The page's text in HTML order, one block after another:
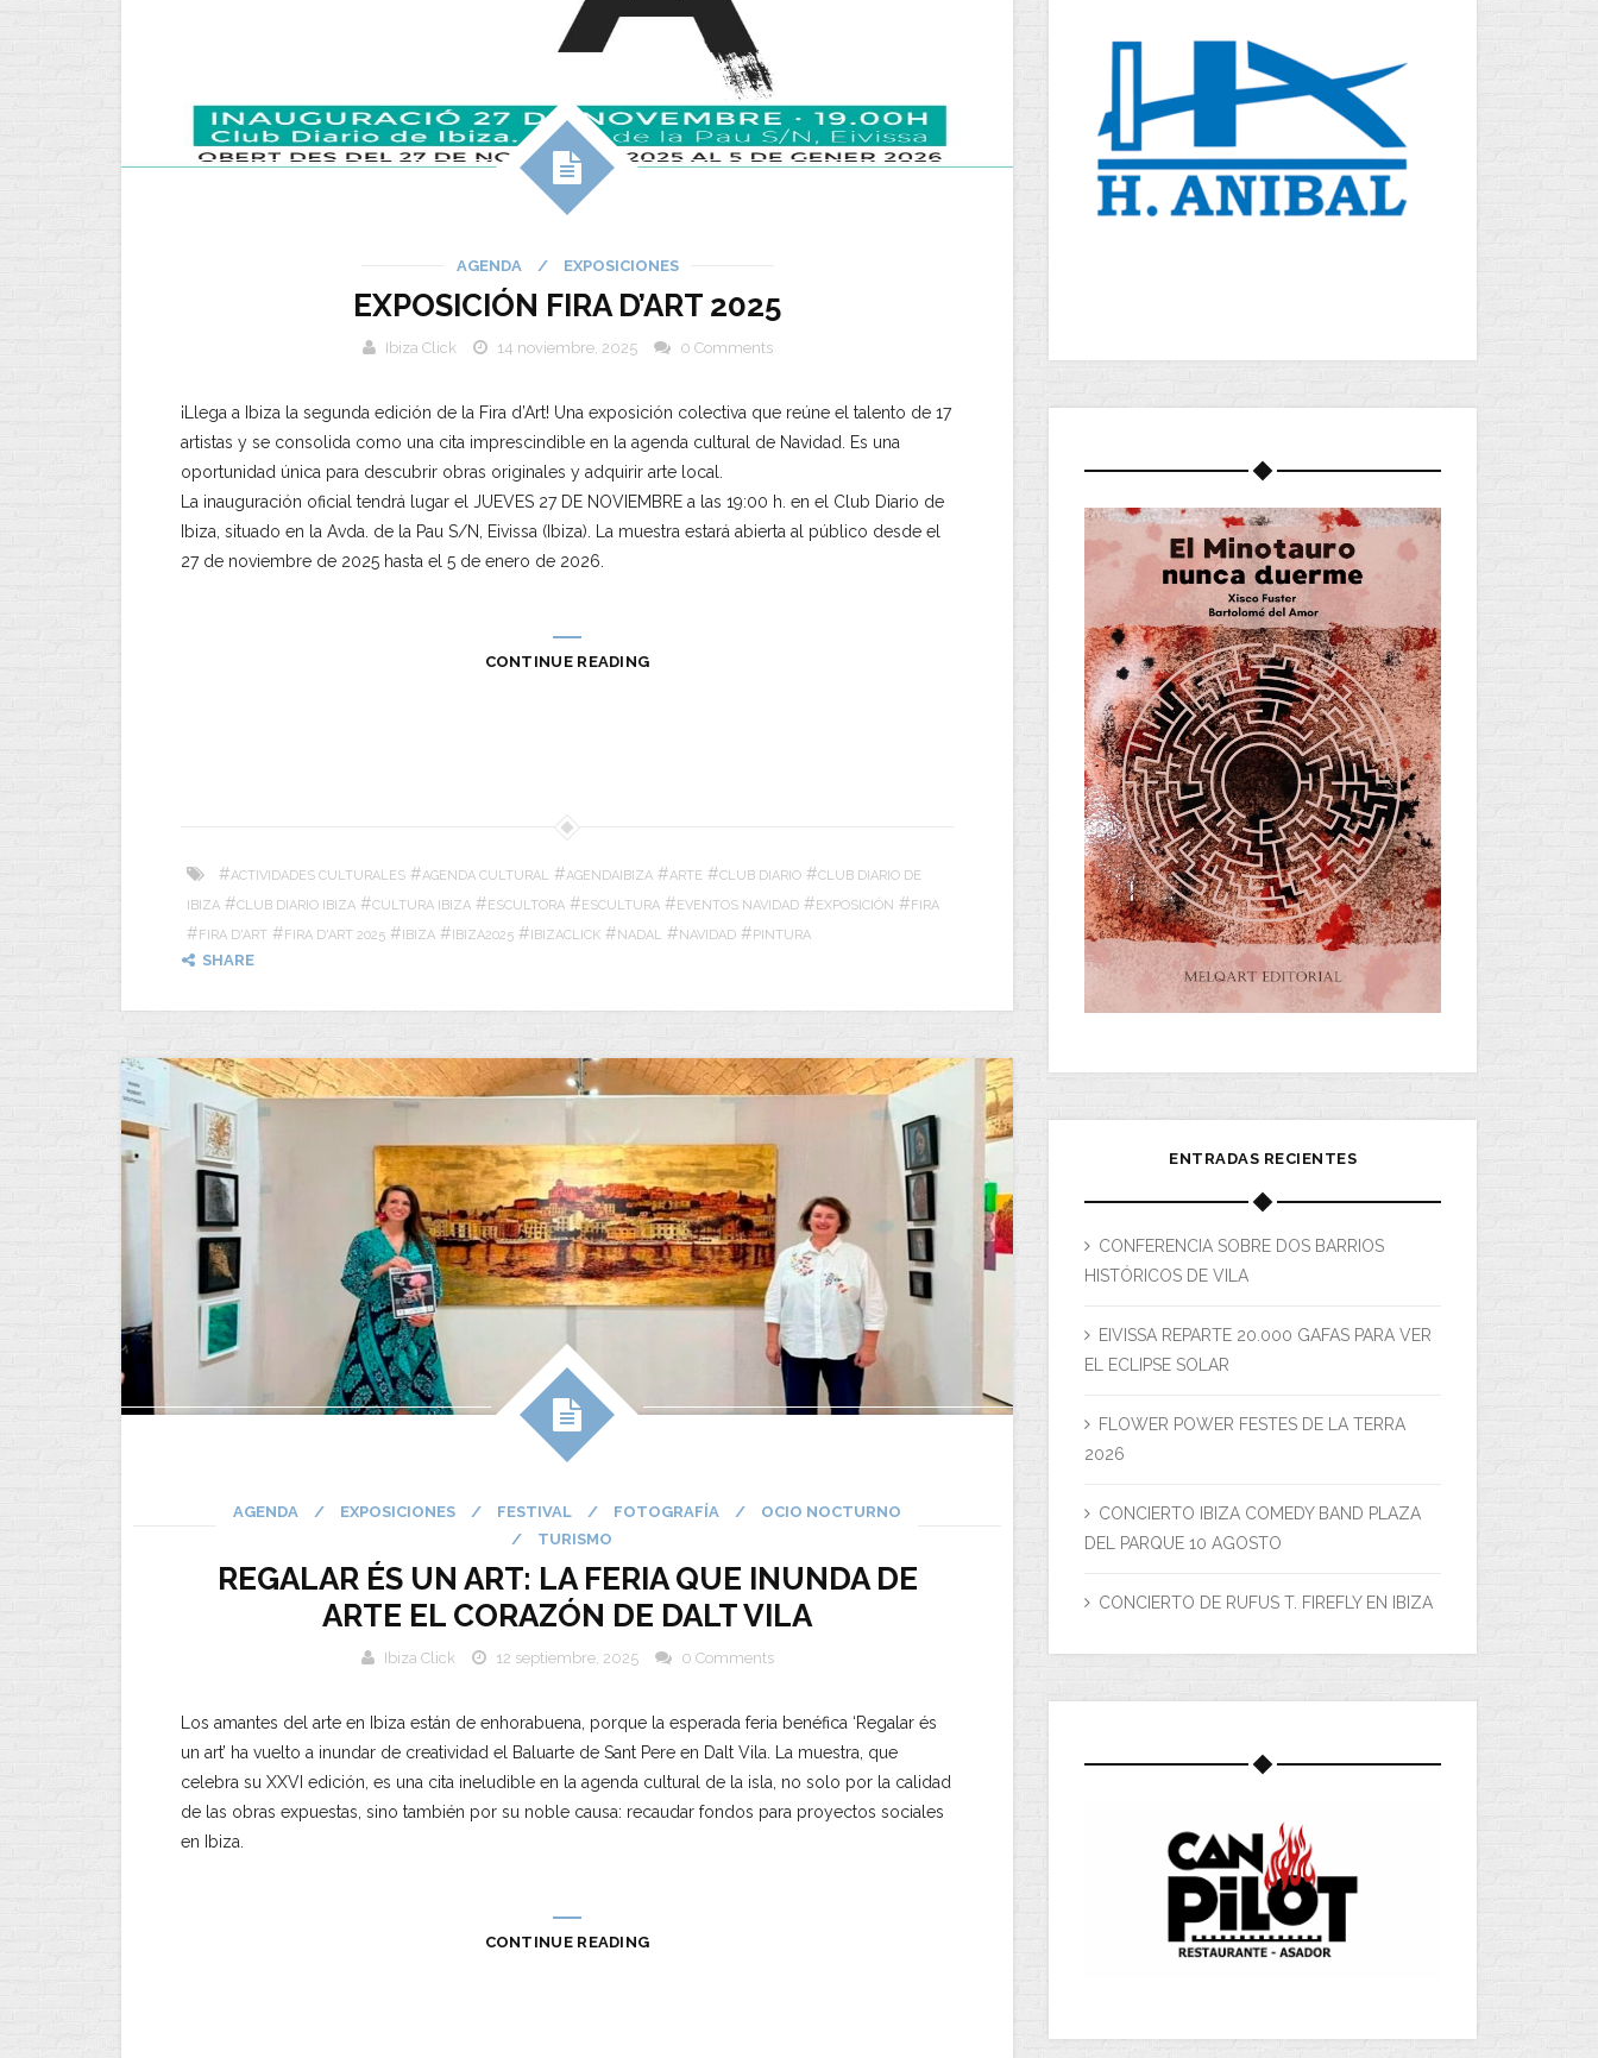
AGENDA / EXPOSICIONES
EXPOSICIÓN FIRA D’ART 2025
Ibiza Click 14 noviembre, 2025 0 Comments
¡Llega a Ibiza la segunda edición de la Fira d’Art! Una exposición colectiva que reúne el talento de 17
artistas y se consolida como una cita imprescindible en la agenda cultural de Navidad. Es una
oportunidad única para descubrir obras originales y adquirir arte local.
La inauguración oficial tendrá lugar el JUEVES 27 DE NOVIEMBRE a las 19:00 h. en el Club Diario de
Ibiza, situado en la Avda. de la Pau S/N, Eivissa (Ibiza). La muestra estará abierta al público desde el
27 de noviembre de 2025 hasta el 5 de enero de 2026.
CONTINUE READING
#ACTIVIDADES CULTURALES #AGENDA CULTURAL #AGENDAIBIZA #ARTE #CLUB DIARIO #CLUB DIARIO DE
IBIZA #CLUB DIARIO IBIZA #CULTURA IBIZA #ESCULTORA #ESCULTURA #EVENTOS NAVIDAD #EXPOSICIÓN #FIRA
#FIRA D'ART #FIRA D'ART 2025 #IBIZA #IBIZA2025 #IBIZACLICK #NADAL #NAVIDAD #PINTURA
SHARE
AGENDA / EXPOSICIONES / FESTIVAL / FOTOGRAFÍA /
OCIO NOCTURNO
/
TURISMO
REGALAR ÉS UN ART: LA FERIA QUE INUNDA DE
ARTE EL CORAZÓN DE DALT VILA
Ibiza Click 12 septiembre, 2025 0 Comments
Los amantes del arte en Ibiza están de enhorabuena, porque la esperada feria benéfica ‘Regalar és
un art’ ha vuelto a inundar de creatividad el Baluarte de Sant Pere en Dalt Vila. La muestra, que
celebra su XXVI edición, es una cita ineludible en la agenda cultural de la isla, no solo por la calidad
de las obras expuestas, sino también por su noble causa: recaudar fondos para proyectos sociales
en Ibiza.
CONTINUE READING
ENTRADAS RECIENTES
CONFERENCIA SOBRE DOS BARRIOS
HISTÓRICOS DE VILA
EIVISSA REPARTE 20.000 GAFAS PARA VER
EL ECLIPSE SOLAR
FLOWER POWER FESTES DE LA TERRA
2026
CONCIERTO IBIZA COMEDY BAND PLAZA
DEL PARQUE 10 AGOSTO
CONCIERTO DE RUFUS T. FIREFLY EN IBIZA